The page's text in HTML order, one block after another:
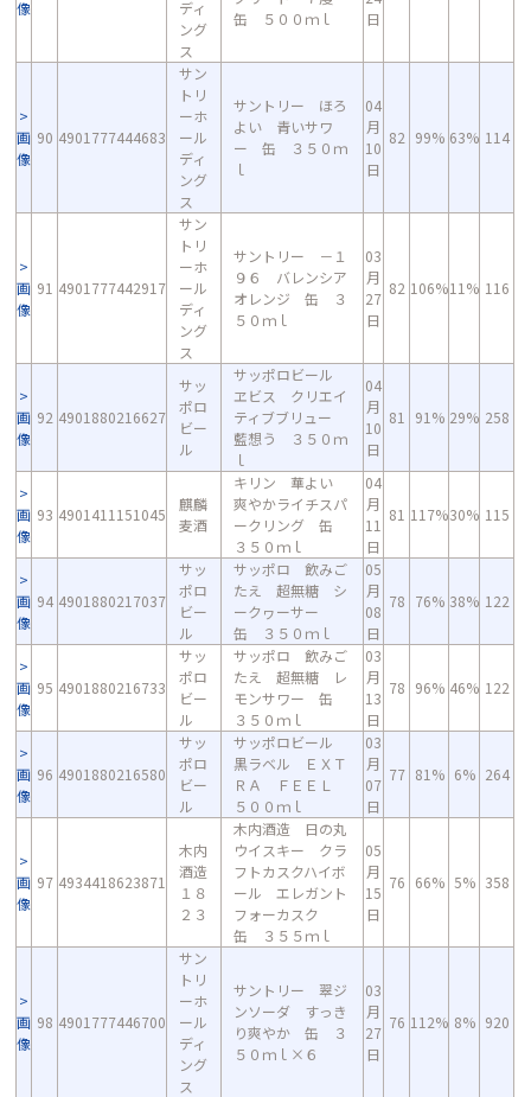
像
ディ
ング
ス
缶 ５００ｍｌ
日
画
像
90 4901777444683
サン
トリ
ーホ
ール
ディ
ング
ス
サントリー ほろ
よい 青いサワ
ー 缶 ３５０ｍ
ｌ
04
月
10
日
82 99% 63% 114
画
像
91 4901777442917
サン
トリ
ーホ
ール
ディ
ング
ス
サントリー －１
９６ バレンシア
オレンジ 缶 ３
５０ｍｌ
03
月
27
日
82 106%11% 116
画
像
92 4901880216627
サッ
ポロ
ビー
ル
サッポロビール
ヱビス クリエイ
ティブブリュー
藍想う ３５０ｍ
ｌ
04
月
10
日
81 91% 29% 258
画
像
93 4901411151045
麒麟
麦酒
キリン 華よい
爽やかライチスパ
ークリング 缶
３５０ｍｌ
04
月
11
日
81 117%30% 115
画
像
94 4901880217037
サッ
ポロ
ビー
ル
サッポロ 飲みご
たえ 超無糖 シ
ークヮーサー
缶 ３５０ｍｌ
05
月
08
日
78 76% 38% 122
画
像
95 4901880216733
サッ
ポロ
ビー
ル
サッポロ 飲みご
たえ 超無糖 レ
モンサワー 缶
３５０ｍｌ
03
月
13
日
78 96% 46% 122
画
像
96 4901880216580
サッ
ポロ
ビー
ル
サッポロビール
黒ラベル ＥＸＴ
ＲＡ ＦＥＥＬ
５００ｍｌ
03
月
07
日
77 81% 6% 264
画
像
97 4934418623871
木内
酒造
１８
２３
木内酒造 日の丸
ウイスキー クラ
フトカスクハイボ
ール エレガント
フォーカスク
缶 ３５５ｍｌ
05
月
15
日
76 66% 5% 358
画
像
98 4901777446700
サン
トリ
ーホ
ール
ディ
ング
ス
サントリー 翠ジ
ンソーダ すっき
り爽やか 缶 ３
５０ｍｌ×６
03
月
27
日
76 112% 8% 920